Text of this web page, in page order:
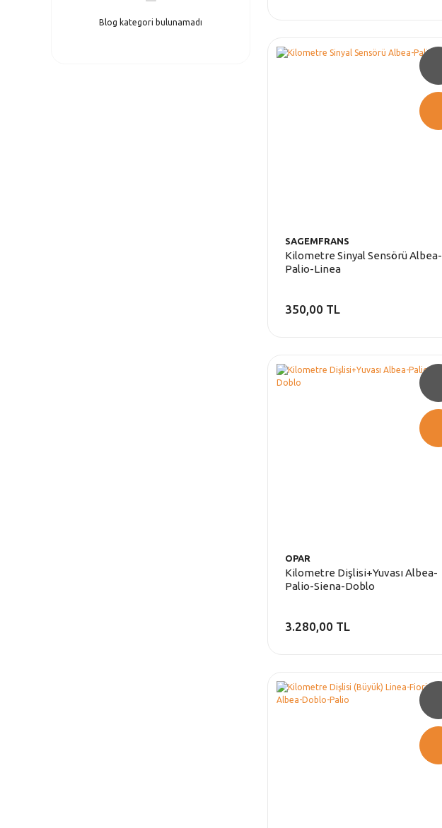
Blog kategori bulunamadı
SAGEMFRANS
Kilometre Sinyal Sensörü Albea-
Palio-Linea
350,00 TL
OPAR
Kilometre Dişlisi+Yuvası Albea-
Palio-Siena-Doblo
3.280,00 TL